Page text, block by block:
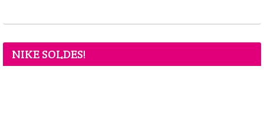
NIKE SOLDES!